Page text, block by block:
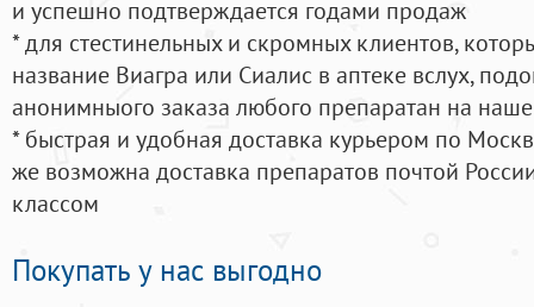
и успешно подтверждается годами продаж
* для стестинельных и скромных клиентов,
название Виагра или Сиалис в аптеке вслух,
анонимныого заказа любого препаратан на
* быстрая и удобная доставка курьером по
же возможна доставка препаратов почтой
классом
Покупать у нас выгодно